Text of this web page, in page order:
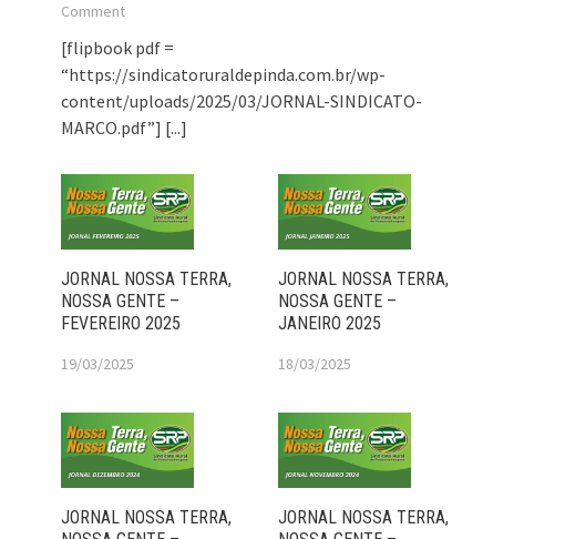
Comment
[flipbook pdf =
“https://sindicatoruraldepinda.com.br/wp-
content/uploads/2025/03/JORNAL-SINDICATO-
MARCO.pdf”] [...]
JORNAL NOSSA TERRA,
NOSSA GENTE –
FEVEREIRO 2025
19/03/2025
JORNAL NOSSA TERRA,
NOSSA GENTE –
JANEIRO 2025
18/03/2025
JORNAL NOSSA TERRA,
JORNAL NOSSA TERRA,